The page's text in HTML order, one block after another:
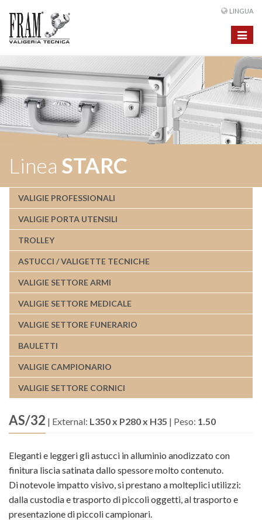
LINGUA
Toggle
Linea STARC
VALIGIE PROFESSIONALI
VALIGIE PORTA UTENSILI
TROLLEY
ASTUCCI / VALIGETTE TECNICHE
VALIGIE SETTORE ARMI
VALIGIE SETTORE MEDICALE
VALIGIE SETTORE FUNERARIO
BAULETTI
VALIGIE CAMPIONARIO
VALIGIE SETTORE CORNICI
AS/32 | External: L350 x P280 x H35 | Peso: 1.50
Eleganti e leggeri gli astucci in alluminio anodizzato con
finitura liscia satinata dallo spessore molto contenuto.
Di notevole impatto visivo, si prestano a molteplici utilizzi:
dalla custodia e trasporto di piccoli oggetti, al trasporto e
presentazione di piccoli campionari.